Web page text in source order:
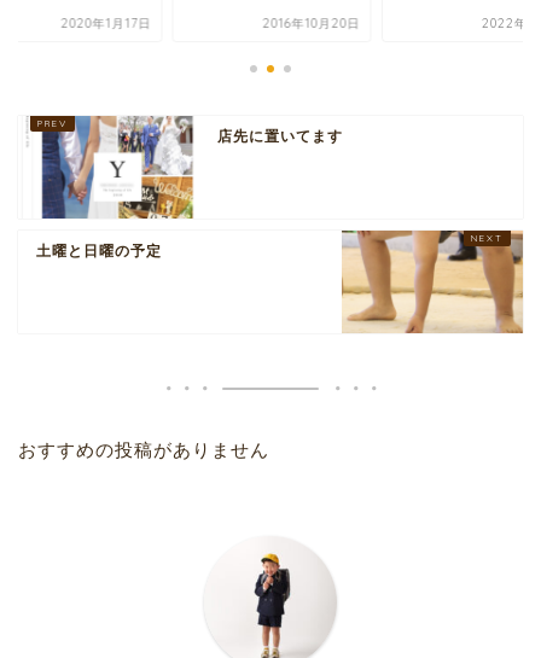
2016年10月20日 2022年2月5日 2020年1
店先に置いてます
土曜と日曜の予定
おすすめの投稿がありません